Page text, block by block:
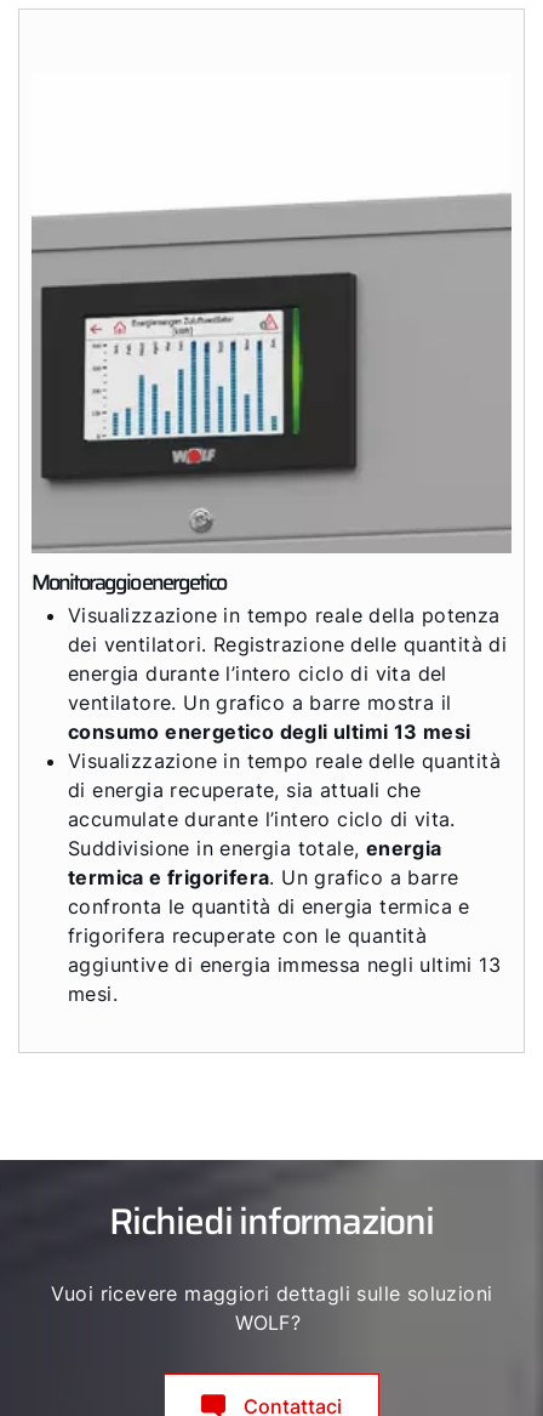
Monitoraggio energetico
Visualizzazione in tempo reale della potenza
dei ventilatori. Registrazione delle quantità di
energia durante l’intero ciclo di vita del
ventilatore. Un grafico a barre mostra il
consumo energetico degli ultimi 13 mesi
Visualizzazione in tempo reale delle quantità
di energia recuperate, sia attuali che
accumulate durante l’intero ciclo di vita.
Suddivisione in energia totale, energia
termica e frigorifera. Un grafico a barre
confronta le quantità di energia termica e
frigorifera recuperate con le quantità
aggiuntive di energia immessa negli ultimi 13
mesi.
Richiedi informazioni
Vuoi ricevere maggiori dettagli sulle soluzioni
WOLF?
Contattaci